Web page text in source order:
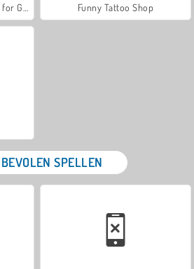
Funny Tattoo Shop
SPELLEN